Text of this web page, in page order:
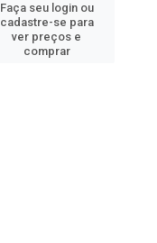
Faça seu login ou
cadastre-se para
ver preços e
comprar